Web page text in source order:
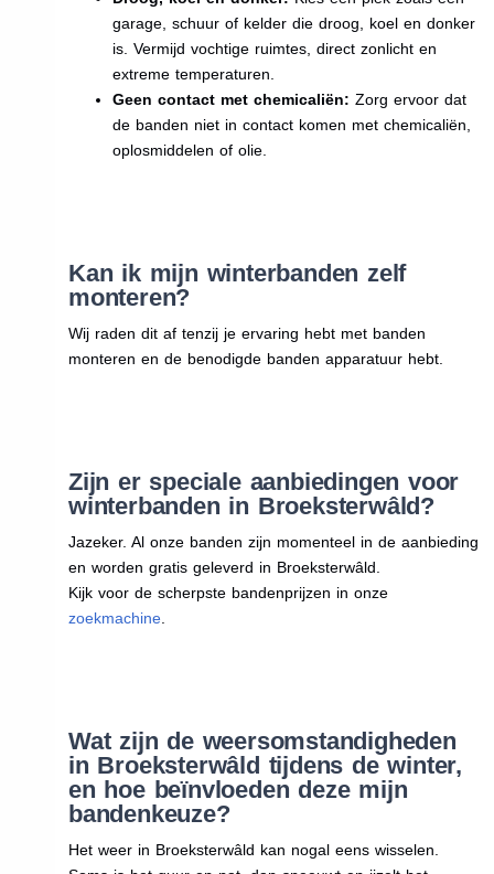
garage, schuur of kelder die droog, koel en donker
is. Vermijd vochtige ruimtes, direct zonlicht en
extreme temperaturen.
Geen contact met chemicaliën: Zorg ervoor dat
de banden niet in contact komen met chemicaliën,
oplosmiddelen of olie.
Kan ik mijn winterbanden zelf
monteren?
Wij raden dit af tenzij je ervaring hebt met banden
monteren en de benodigde banden apparatuur hebt.
Zijn er speciale aanbiedingen voor
winterbanden in Broeksterwâld?
Jazeker. Al onze banden zijn momenteel in de aanbieding
en worden gratis geleverd in Broeksterwâld.
Kijk voor de scherpste bandenprijzen in onze
zoekmachine.
Wat zijn de weersomstandigheden
in Broeksterwâld tijdens de winter,
en hoe beïnvloeden deze mijn
bandenkeuze?
Het weer in Broeksterwâld kan nogal eens wisselen.